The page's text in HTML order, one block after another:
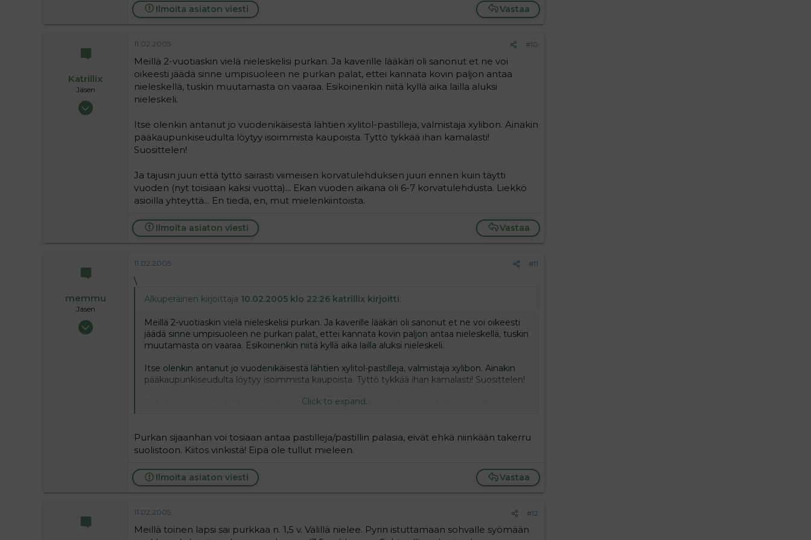
Vastaa
Ilmoita asiaton viesti
Katrillix
Jäsen
06.12.2004
11.02.2005 #10
Meillä 2-vuotiaskin vielä nieleskelisi purkan. Ja kaverille lääkäri oli sanonut et ne voi
oikeesti jäädä sinne umpisuoleen ne purkan palat, ettei kannata kovin paljon antaa
nieleskellä, tuskin muutamasta on vaaraa. Esikoinenkin niitä kyllä aika lailla aluksi
nieleskeli.
Itse olenkin antanut jo vuodenikäisestä lähtien xylitol-pastilleja, valmistaja xylibon. Ainakin
pääkaupunkiseudulta löytyy isoimmista kaupoista. Tyttö tykkää ihan kamalasti!
Suosittelen!
Ja tajusin juuri että tyttö sairasti viimeisen korvatulehduksen juuri ennen kuin täytti
vuoden (nyt toisiaan kaksi vuotta)... Ekan vuoden aikana oli 6-7 korvatulehdusta. Liekkö
asioilla yhteyttä... En tiedä, en, mut mielenkiintoista.
Vastaa
Ilmoita asiaton viesti
memmu
Jäsen
18.05.2004
11.02.2005 #11
\
Alkuperäinen kirjoittaja 10.02.2005 klo 22:26 katrillix kirjoitti:
Meillä 2-vuotiaskin vielä nieleskelisi purkan. Ja kaverille lääkäri oli sanonut et ne voi oikeesti
jäädä sinne umpisuoleen ne purkan palat, ettei kannata kovin paljon antaa nieleskellä, tuskin
muutamasta on vaaraa. Esikoinenkin niitä kyllä aika lailla aluksi nieleskeli.
Itse olenkin antanut jo vuodenikäisestä lähtien xylitol-pastilleja, valmistaja xylibon. Ainakin
pääkaupunkiseudulta löytyy isoimmista kaupoista. Tyttö tykkää ihan kamalasti! Suosittelen!
Ja tajusin juuri että tyttö sairasti viimeisen korvatulehduksen juuri ennen kuin täytti vuoden
Click to expand...
Purkan sijaanhan voi tosiaan antaa pastilleja/pastillin palasia, eivät ehkä niinkään takerru
suolistoon. Kiitos vinkistä! Eipä ole tullut mieleen.
Vastaa
Ilmoita asiaton viesti
11.02.2005 #12
Meillä toinen lapsi sai purkkaa n. 1,5 v. Välillä nielee. Pyrin istuttamaan sohvalle syömään